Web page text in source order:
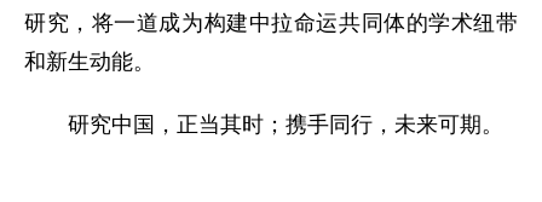
研究，将一道成为构建中拉命运共同体的学术纽带
和新生动能。
研究中国，正当其时；携手同行，未来可期。